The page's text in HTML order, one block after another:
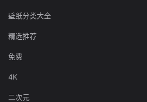
壁纸分类大全
精选推荐
免费
4K
二次元